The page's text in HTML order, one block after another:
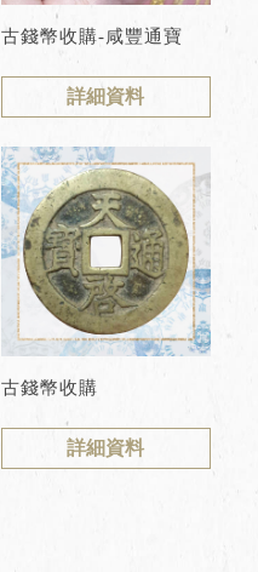
古錢幣收購-咸豐通寶
詳細資料
古錢幣收購
詳細資料